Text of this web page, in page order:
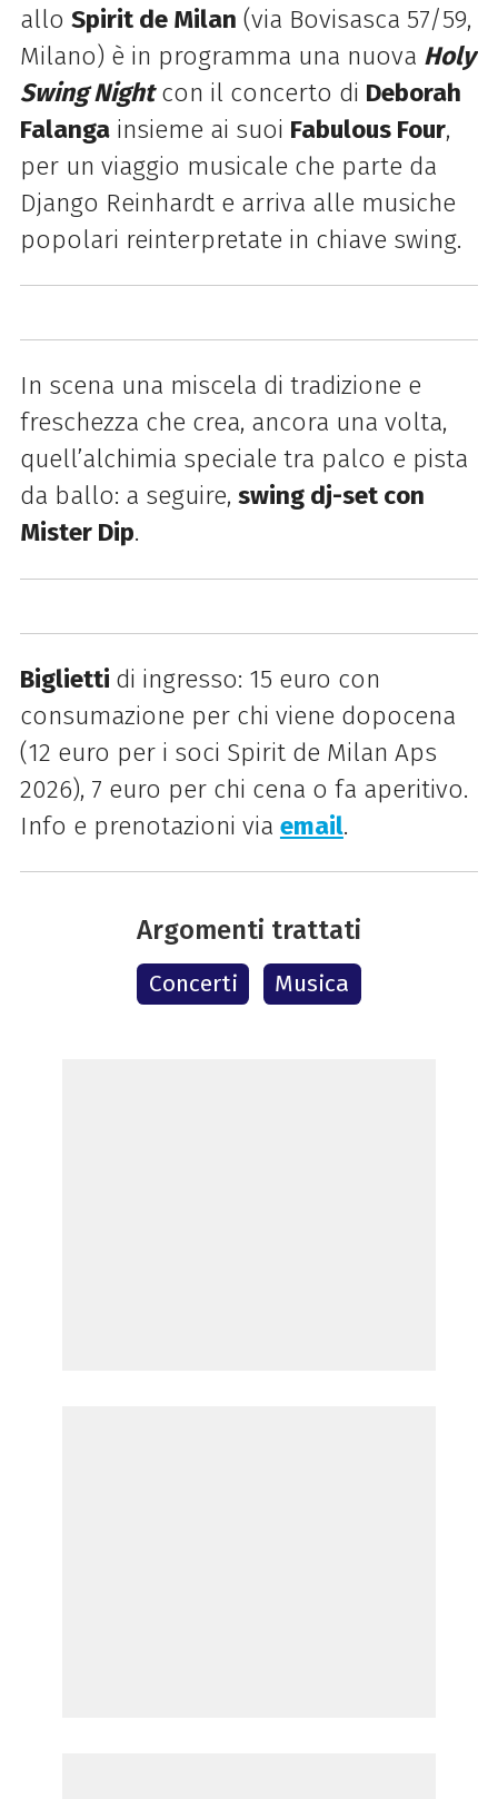
allo Spirit de Milan (via Bovisasca 57/59,
Milano) è in programma una nuova Holy
Swing Nightcon il concerto di Deborah
Falangainsieme ai suoi Fabulous Four,
per un viaggio musicale che parte da
Django Reinhardt e arriva alle musiche
popolari reinterpretate in chiave swing.
In scena una miscela di tradizione e
freschezza che crea, ancora una volta,
quell’alchimia speciale tra palco e pista
da ballo: a seguire, swing dj-set con
Mister Dip.
Biglietti di ingresso: 15 euro con
consumazione per chi viene dopocena
(12 euro per i soci Spirit de Milan Aps
2026), 7 euro per chi cena o fa aperitivo.
Info e prenotazioni via email.
Argomenti trattati
Concerti Musica